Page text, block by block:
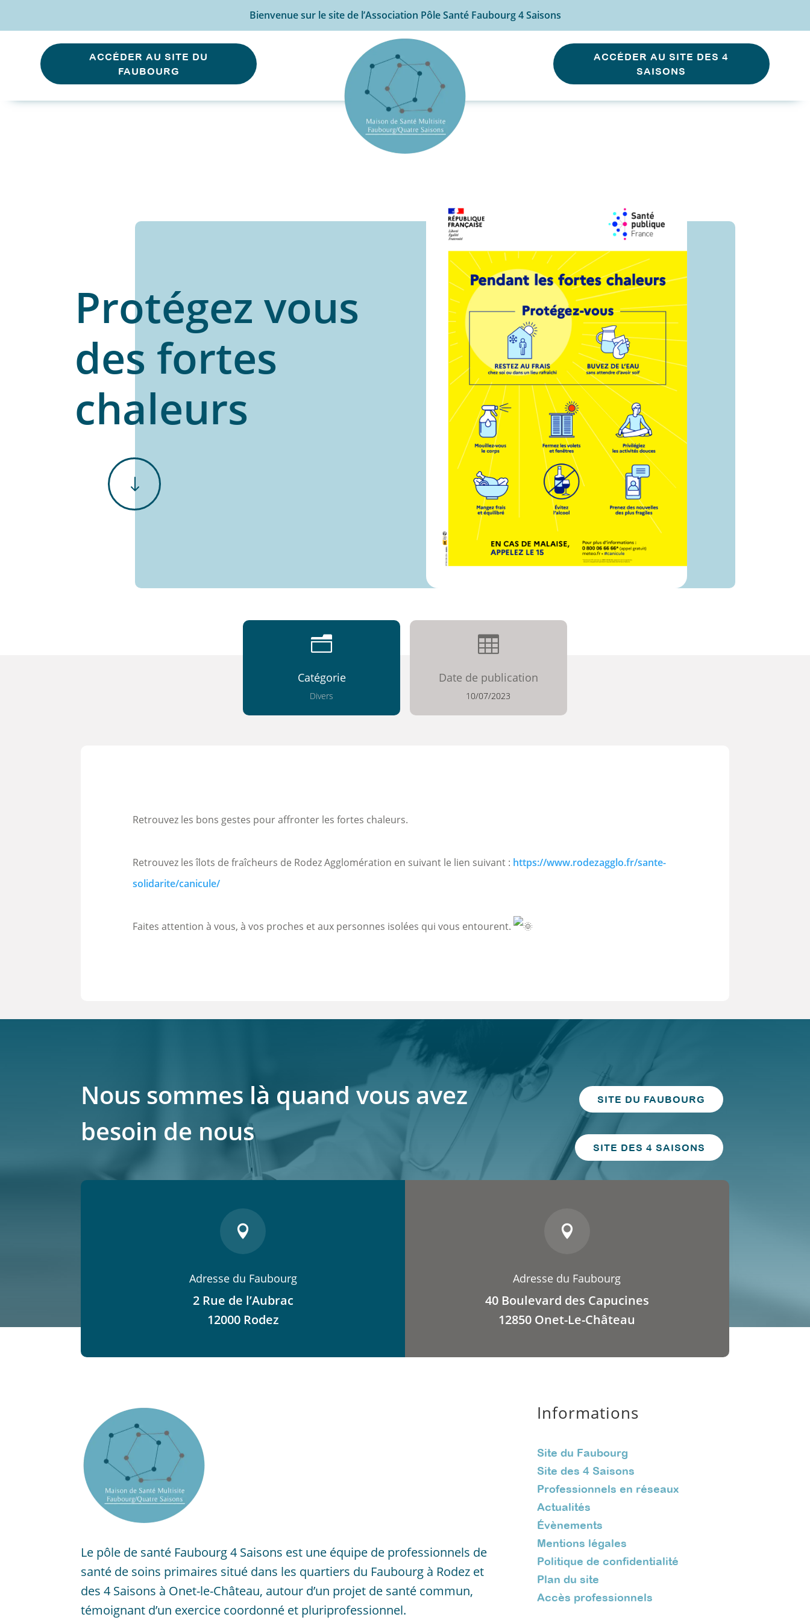
Bienvenue sur le site de l’Association Pôle Santé Faubourg 4 Saisons
ACCÉDER AU SITE DU
FAUBOURG
ACCÉDER AU SITE DES 4
SAISONS
Protégez vous
des fortes
chaleurs
"
n
Catégorie
Divers

Date de publication
10/07/2023
Retrouvez les bons gestes pour affronter les fortes chaleurs.
Retrouvez les îlots de fraîcheurs de Rodez Agglomération en suivant le lien suivant : https://www.rodezagglo.fr/sante-
solidarite/canicule/
Faites attention à vous, à vos proches et aux personnes isolées qui vous entourent.
Nous sommes là quand vous avez
besoin de nous
SITE DU FAUBOURG
SITE DES 4 SAISONS

Adresse du Faubourg
2 Rue de l’Aubrac
12000 Rodez

Adresse du Faubourg
40 Boulevard des Capucines
12850 Onet-Le-Château
Le pôle de santé Faubourg 4 Saisons est une équipe de professionnels de
santé de soins primaires situé dans les quartiers du Faubourg à Rodez et
des 4 Saisons à Onet-le-Château, autour d’un projet de santé commun,
témoignant d’un exercice coordonné et pluriprofessionnel.
Informations
Site du Faubourg
Site des 4 Saisons
Professionnels en réseaux
Actualités
Évènements
Mentions légales
Politique de confidentialité
Plan du site
Accès professionnels